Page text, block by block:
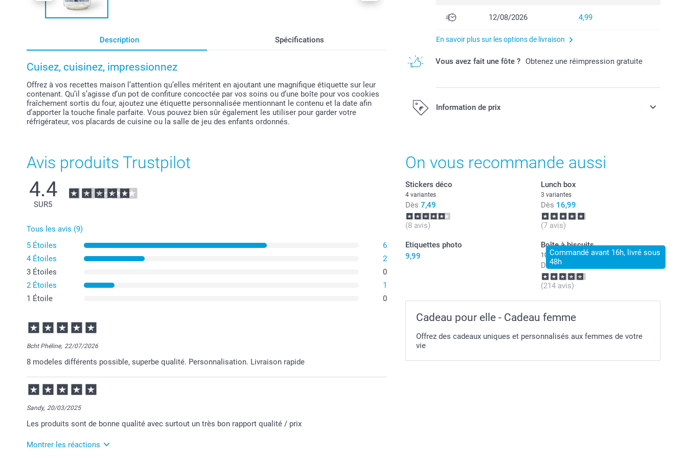
Description Spécifications
Cuisez, cuisinez, impressionnez
Offrez à vos recettes maison l’attention qu’elles méritent en ajoutant une magnifique étiquette sur leur
contenant. Qu’il s’agisse d’un pot de confiture concoctée par vos soins ou d’une boîte pour vos cookies
fraîchement sortis du four, ajoutez une étiquette personnalisée mentionnant le contenu et la date afin
d’apporter la touche finale parfaite. Vous pouvez bien sûr également les utiliser pour garder votre
réfrigérateur, vos placards de cuisine ou la salle de jeu des enfants ordonnés.
12/08/2026 4,99
En savoir plus sur les options de livraison
Vous avez fait une fôte ? Obtenez une réimpression gratuite
Information de prix
Avis produits Trustpilot
4.4
SUR5
Tous les avis (9)
5 Étoiles
6
4 Étoiles
2
3 Étoiles
0
2 Étoiles
1
1 Étoile
0
Bcht Phéline, 22/07/2026
8 modeles différents possible, superbe qualité. Personnalisation. Livraison rapide
Sandy, 20/03/2025
Les produits sont de bonne qualité avec surtout un très bon rapport qualité / prix
Montrer les réactions
On vous recommande aussi
Stickers déco
4 variantes
Dès 7,49
(8 avis)
Lunch box
3 variantes
Dès 16,99
(7 avis)
Etiquettes photo
9,99
Commandé avant 16h, livré sous
48h
Boîte à biscuits
10 variantes
Dès 22,99
(214 avis)
Cadeau pour elle - Cadeau femme
Offrez des cadeaux uniques et personnalisés aux femmes de votre
vie